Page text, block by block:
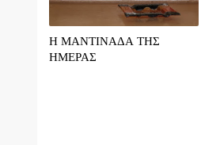
Η ΜΑΝΤΙΝΑΔΑ ΤΗΣ
ΗΜΕΡΑΣ